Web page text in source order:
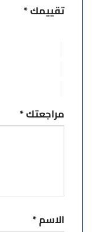
تقييمك*
مراجعتك*
الاسم*